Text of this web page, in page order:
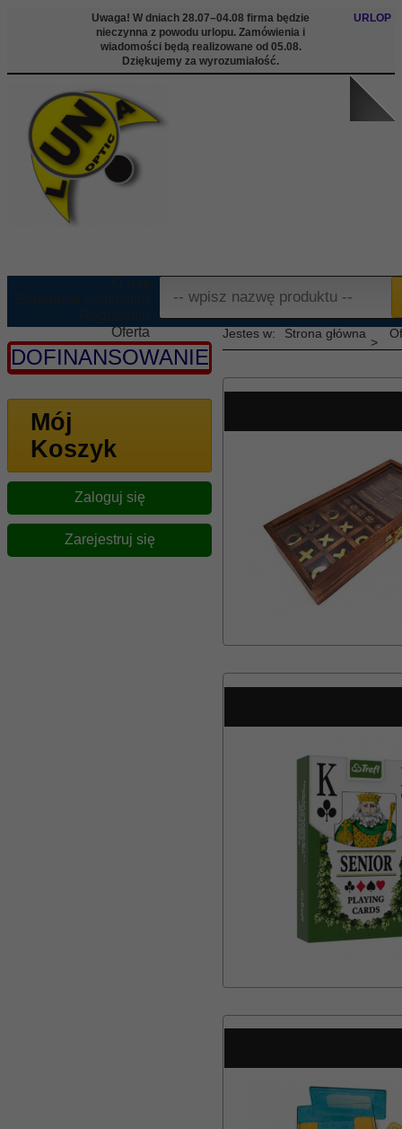
Uwaga! W dniach 28.07–04.08 firma będzie
nieczynna z powodu urlopu. Zamówienia i
wiadomości będą realizowane od 05.08.
Dziękujemy za wyrozumiałość.
URLOP
Oferta
Informacje
Kontakt
DOFINANSOWANIE
Mój
Koszyk
Zaloguj się
Zarejestruj się
Strona główna